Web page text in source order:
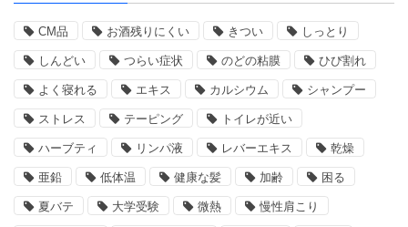
CM品 お酒残りにくい きつい しっとり
しんどい つらい症状 のどの粘膜 ひび割れ
よく寝れる エキス カルシウム シャンプー
ストレス テーピング トイレが近い
ハーブティ リンパ液 レバーエキス 乾燥
亜鉛 低体温 健康な髪 加齢 困る
夏バテ 大学受験 微熱 慢性肩こり